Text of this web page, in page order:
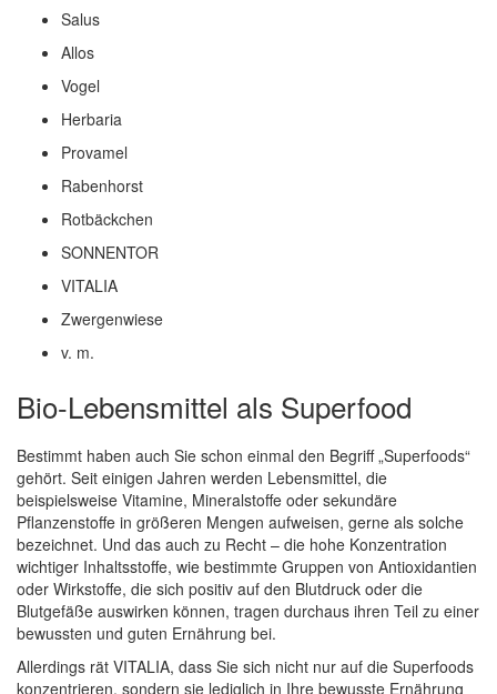
Salus
Allos
Vogel
Herbaria
Provamel
Rabenhorst
Rotbäckchen
SONNENTOR
VITALIA
Zwergenwiese
v. m.
Bio-Lebensmittel als Superfood
Bestimmt haben auch Sie schon einmal den Begriff „Superfoods“
gehört. Seit einigen Jahren werden Lebensmittel, die
beispielsweise Vitamine, Mineralstoffe oder sekundäre
Pflanzenstoffe in größeren Mengen aufweisen, gerne als solche
bezeichnet. Und das auch zu Recht – die hohe Konzentration
wichtiger Inhaltsstoffe, wie bestimmte Gruppen von Antioxidantien
oder Wirkstoffe, die sich positiv auf den Blutdruck oder die
Blutgefäße auswirken können, tragen durchaus ihren Teil zu einer
bewussten und guten Ernährung bei.
Allerdings rät VITALIA, dass Sie sich nicht nur auf die Superfoods
konzentrieren, sondern sie lediglich in Ihre bewusste Ernährung